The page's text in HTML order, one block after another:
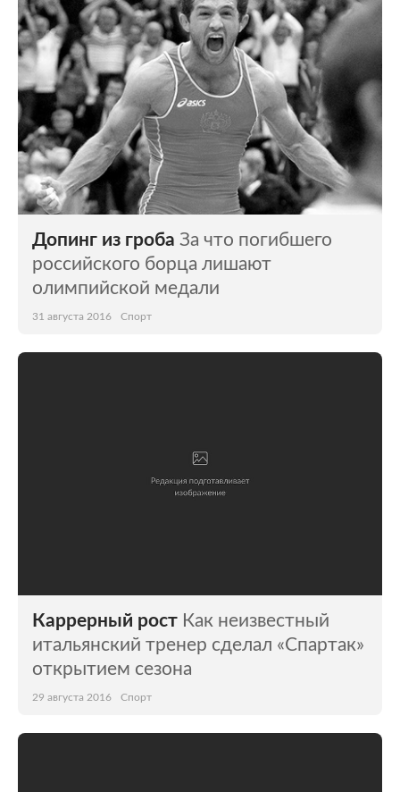
Допинг из гроба За что погибшего
российского борца лишают
олимпийской медали
31 августа 2016 Спорт
Каррерный рост Как неизвестный
итальянский тренер сделал «Спартак»
открытием сезона
29 августа 2016 Спорт